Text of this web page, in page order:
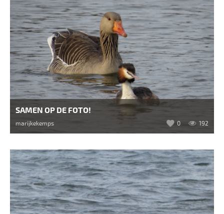
SAMEN OP DE FOTO!
marijkekemps 0 192